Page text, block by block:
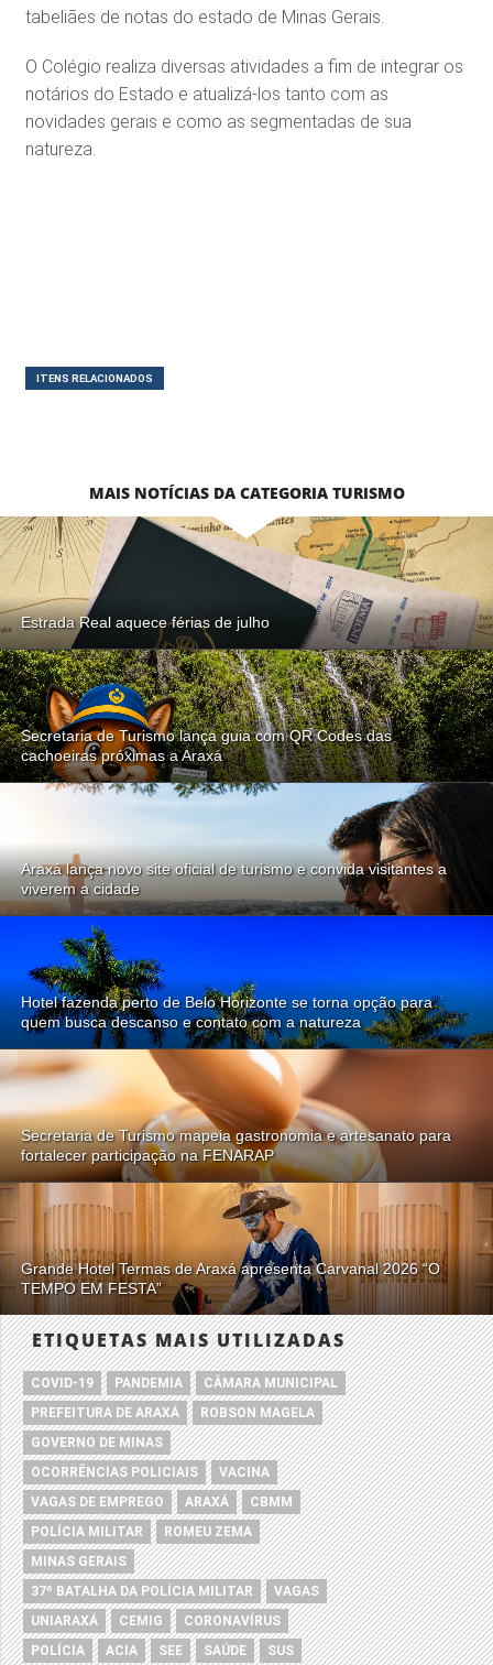
tabeliães de notas do estado de Minas Gerais.
O Colégio realiza diversas atividades a fim de integrar os
notários do Estado e atualizá-los tanto com as
novidades gerais e como as segmentadas de sua
natureza.
ITENS RELACIONADOS
MAIS NOTÍCIAS DA CATEGORIA TURISMO
Estrada Real aquece férias de julho
Secretaria de Turismo lança guia com QR Codes das
cachoeiras próximas a Araxá
Araxá lança novo site oficial de turismo e convida visitantes a
viverem a cidade
Hotel fazenda perto de Belo Horizonte se torna opção para
quem busca descanso e contato com a natureza
Secretaria de Turismo mapeia gastronomia e artesanato para
fortalecer participação na FENARAP
Grande Hotel Termas de Araxá apresenta Carvanal 2026 “O
TEMPO EM FESTA”
ETIQUETAS MAIS UTILIZADAS
COVID-19 PANDEMIA
CÂMARA MUNICIPAL
PREFEITURA DE ARAXÁ
ROBSON MAGELA
GOVERNO DE MINAS
OCORRÊNCIAS POLICIAIS
VACINA
VAGAS DE EMPREGO
ARAXÁ
CBMM
POLÍCIA MILITAR
ROMEU ZEMA
MINAS GERAIS
37º BATALHA DA POLÍCIA MILITAR
VAGAS
UNIARAXÁ
CEMIG
CORONAVÍRUS
POLÍCIA
ACIA SEE SAÚDE
SUS